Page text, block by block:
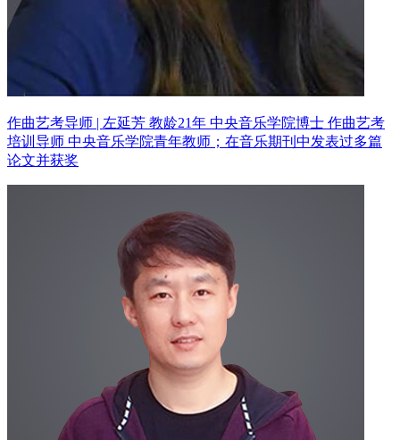
作曲艺考导师 | 左延芳 教龄21年 中央音乐学院博士 作曲艺考
培训导师 中央音乐学院青年教师；在音乐期刊中发表过多篇
论文并获奖